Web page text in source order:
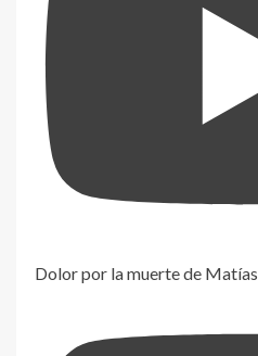
Dolor por la muerte de Matías